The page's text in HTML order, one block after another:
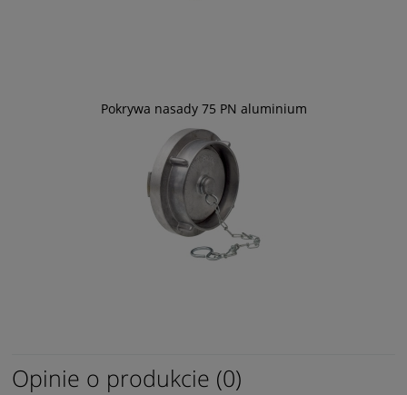
Pokrywa nasady 75 PN aluminium
Opinie o produkcie (0)